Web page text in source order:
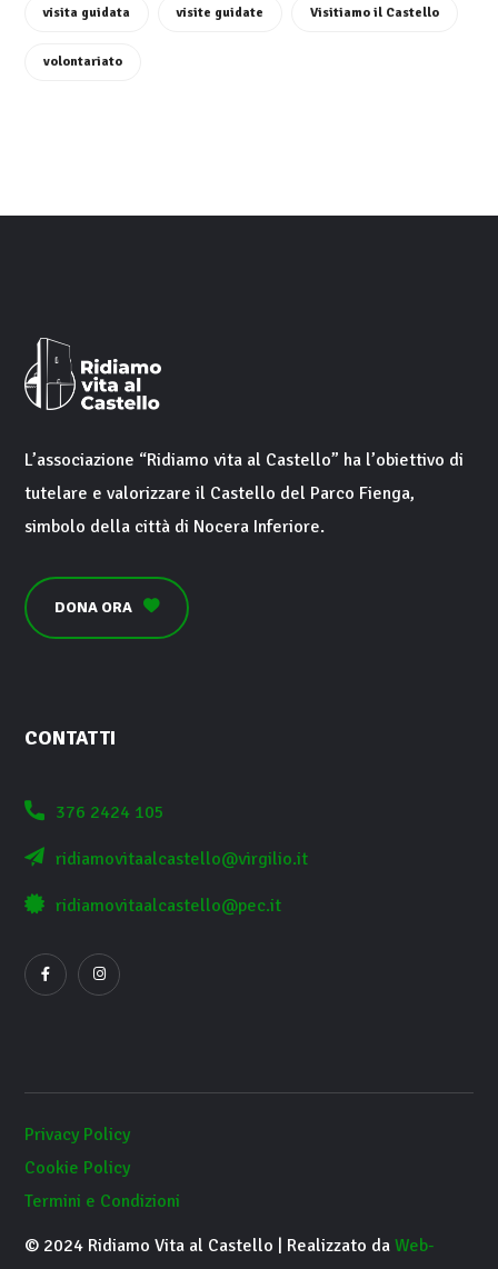
visita guidata visite guidate Visitiamo il Castello
volontariato
L’associazione “Ridiamo vita al Castello” ha l’obiettivo di
tutelare e valorizzare il Castello del Parco Fienga,
simbolo della città di Nocera Inferiore.
DONA ORA
CONTATTI
376 2424 105
ridiamovitaalcastello@virgilio.it
ridiamovitaalcastello@pec.it
Privacy Policy
Cookie Policy
Termini e Condizioni
© 2024 Ridiamo Vita al Castello | Realizzato daWeb-